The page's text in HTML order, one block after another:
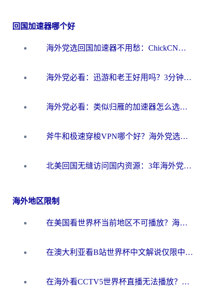
回国加速器哪个好
海外党选回国加速器不用愁：ChickCN和洞见哪个好？一篇搞定所有疑问
海外党必看：迅游和老王好用吗？3分钟选对加速国内网络的加速器
海外党必看：类似归雁的加速器怎么选？一篇搞定无缝访问国内资源
斧牛和极速穿梭VPN哪个好？海外党选回国加速器必看的真实对比与避坑指南
北美回国无缝访问国内资源：3年海外党亲测的加速器选择指南
海外地区限制
在美国看世界杯当前地区不可播放？海外党体育观赛终极指南来了！
在澳大利亚看B站世界杯中文解说仅限中国大陆？这篇指南帮你打破限制看遍赛事
在海外看CCTV5世界杯直播无法播放？这篇指南让你和国内球迷同步呐喊